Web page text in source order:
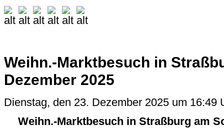
Weihn.-Marktbesuch in
Dezember 2025
Dienstag, den 23. Dezember 2025 um 16:49
Weihn.-Marktbesuch in Straßburg am